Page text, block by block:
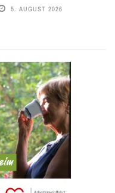
5. AUGUST 2026